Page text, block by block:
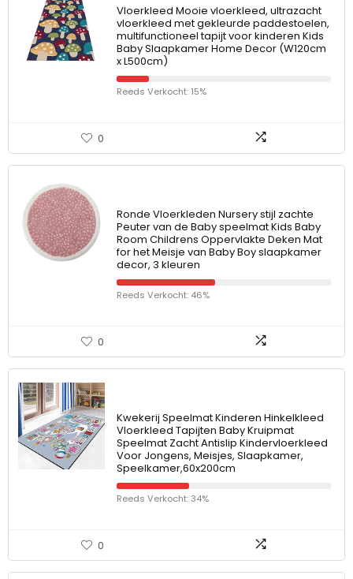
Vloerkleed Mooie vloerkleed, ultrazacht
vloerkleed met gekleurde paddestoelen,
multifunctioneel tapijt voor kinderen Kids
Baby Slaapkamer Home Decor (W120cm
x L500cm)
Reeds Verkocht: 15%
0
Ronde Vloerkleden Nursery stijl zachte
Peuter van de Baby speelmat Kids Baby
Room Childrens Oppervlakte Deken Mat
for het Meisje van Baby Boy slaapkamer
decor, 3 kleuren
Reeds Verkocht: 46%
0
Kwekerij Speelmat Kinderen Hinkelkleed
Vloerkleed Tapijten Baby Kruipmat
Speelmat Zacht Antislip Kindervloerkleed
Voor Jongens, Meisjes, Slaapkamer,
Speelkamer,60x200cm
Reeds Verkocht: 34%
0